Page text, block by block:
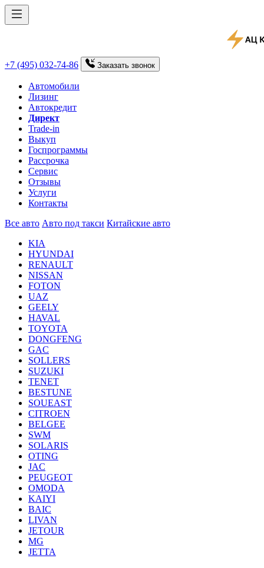
+7 (495) 032-74-86 Заказать звонок
Автомобили
Лизинг
Автокредит
Директ
Trade-in
Выкуп
Госпрограммы
Рассрочка
Сервис
Отзывы
Услуги
Контакты
Все авто Авто под такси Китайские авто
KIA
HYUNDAI
RENAULT
NISSAN
FOTON
UAZ
GEELY
HAVAL
TOYOTA
DONGFENG
GAC
SOLLERS
SUZUKI
TENET
BESTUNE
SOUEAST
CITROEN
BELGEE
SWM
SOLARIS
OTING
JAC
PEUGEOT
OMODA
KAIYI
BAIC
LIVAN
JETOUR
MG
JETTA